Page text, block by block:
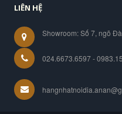
LIÊN HỆ
Showroom: Số 7, ngõ
024.6673.6597 -